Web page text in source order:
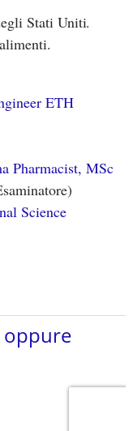
Stati Uniti.
ETH
Pharmacist, MSc
Science